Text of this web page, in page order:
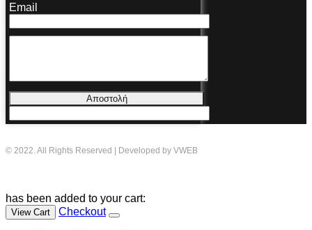
Email
Αποστολή
© 2022. All Rights Reserved | Developed by VWEB
has been added to your cart:
View Cart Checkout